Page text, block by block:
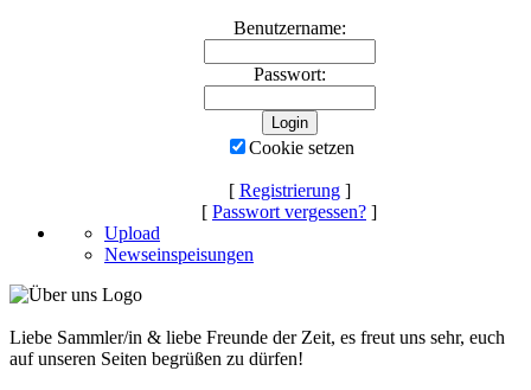
Benutzername:
Passwort:
Cookie setzen
[ Registrierung]
[ Passwort vergessen? ]
Upload
Newseinspeisungen
Liebe Sammler/in & liebe Freunde der Zeit, es freut uns sehr, euch
auf unseren Seiten begrüßen zu dürfen!